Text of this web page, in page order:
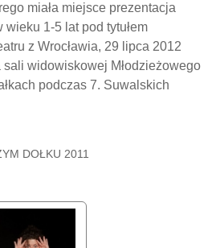
miała miejsce prezentacja
1-5 lat pod tytułem
z Wrocławia, 29 lipca 2012
sali widowiskowej Młodzieżowego
podczas 7. Suwalskich
DOŁKU 2011